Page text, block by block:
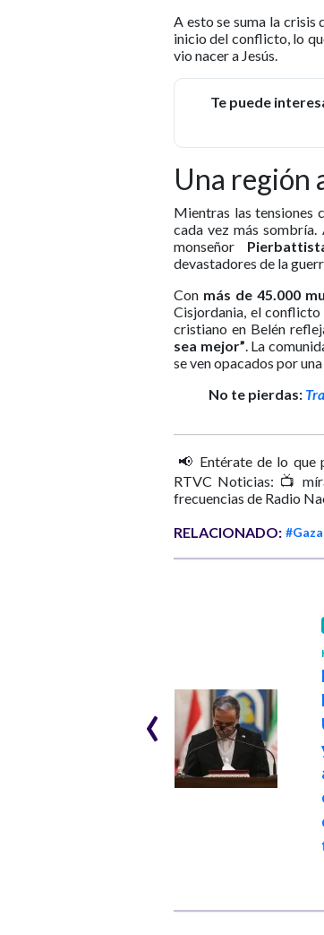
A esto se suma la crisis
inicio del conflicto, lo
vio nacer a Jesús.
Te puede
Una región
Mientras las tensiones
cada vez más
monseñor
devastadores de la
Con más de 45.000
Cisjordania, el conflicto
cristiano en Belén
sea mejor”. La
se ven opacados por
No te pierdas:
📢 Entérate de lo que
RTVC Noticias: 📺
frecuencias de Radio
RELACIONADO: #Gaza
asesinado a más
de 3 mil personas
‹